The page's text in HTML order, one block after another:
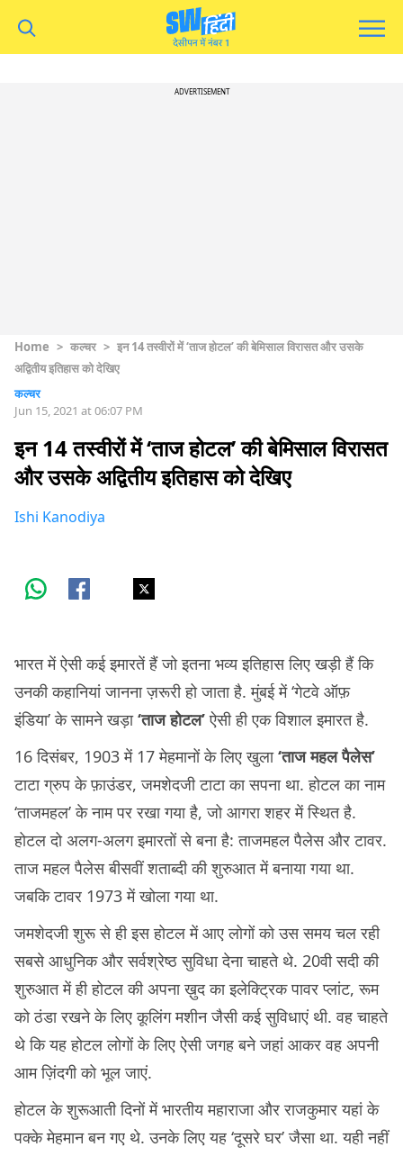
ADVERTISEMENT
Home > कल्चर > इन 14 तस्वीरों में ‘ताज होटल’ की बेमिसाल विरासत और उसके
अद्वितीय इतिहास को देखिए
कल्चर
Jun 15, 2021 at 06:07 PM
इन 14 तस्वीरों में ‘ताज होटल’ की बेमिसाल विरासत
और उसके अद्वितीय इतिहास को देखिए
Ishi Kanodiya
भारत में ऐसी कई इमारतें हैं जो इतना भव्य इतिहास लिए खड़ी हैं कि
उनकी कहानियां जानना ज़रूरी हो जाता है. मुंबई में ‘गेटवे ऑफ़
इंडिया’ के सामने खड़ा‘ताज होटल’ऐसी ही एक विशाल इमारत है.
16 दिसंबर, 1903 में 17 मेहमानों के लिए खुला‘ताज महल पैलेस’
टाटा ग्रुप के फ़ाउंडर, जमशेदजी टाटा का सपना था. होटल का नाम
‘ताजमहल’ के नाम पर रखा गया है, जो आगरा शहर में स्थित है.
होटल दो अलग-अलग इमारतों से बना है: ताजमहल पैलेस और टावर.
ताज महल पैलेस बीसवीं शताब्दी की शुरुआत में बनाया गया था.
जबकि टावर 1973 में खोला गया था.
जमशेदजी शुरू से ही इस होटल में आए लोगों को उस समय चल रही
सबसे आधुनिक और सर्वश्रेष्ठ सुविधा देना चाहते थे. 20वी सदी की
शुरुआत में ही होटल की अपना ख़ुद का इलेक्ट्रिक पावर प्लांट, रूम
को ठंडा रखने के लिए कूलिंग मशीन जैसी कई सुविधाएं थी. वह चाहते
थे कि यह होटल लोगों के लिए ऐसी जगह बने जहां आकर वह अपनी
आम ज़िंदगी को भूल जाएं.
होटल के शुरूआती दिनों में भारतीय महाराजा और राजकुमार यहां के
पक्के मेहमान बन गए थे. उनके लिए यह ‘दूसरे घर’ जैसा था. यही नहीं